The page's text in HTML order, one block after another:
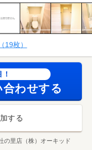
19枚）
わせする
する
の里店（株）オーキッド